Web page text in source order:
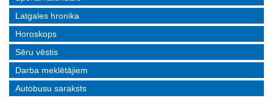
Latgales hronika
Horoskops
Sēru vēstis
Darba meklētājiem
Autobusu saraksts